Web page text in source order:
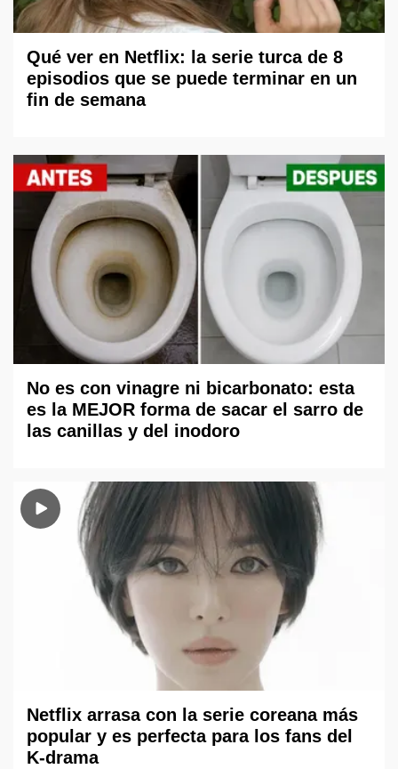
Qué ver en Netflix: la serie turca de 8
episodios que se puede terminar en un
fin de semana
No es con vinagre ni bicarbonato: esta
es la MEJOR forma de sacar el sarro de
las canillas y del inodoro
Netflix arrasa con la serie coreana más
popular y es perfecta para los fans del
K-drama